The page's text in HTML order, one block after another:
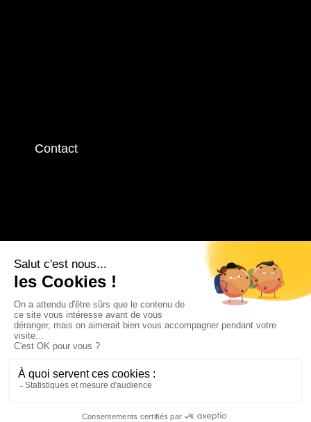
Contact
Contactez-nous
RIDE WITH MORTIMER | Tous droits réservés | 2025